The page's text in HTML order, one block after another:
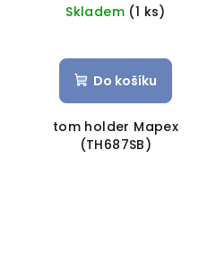
Skladem (1 ks)
Do košíku
tom holder Mapex
(TH687SB)